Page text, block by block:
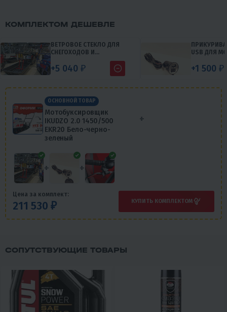
КОМПЛЕКТОМ ДЕШЕВЛЕ
ВЕТРОВОЕ СТЕКЛО ДЛЯ
СНЕГОХОДОВ И
МОТОБУКСИРОВЩИКОВ
(ЛЫЖНЫХ МОДУЛЕЙ И
+5 040 ₽
USB ДЛЯ
+1 500 ₽
Цена за комплект:
211 530 ₽
ОСНОВНОЙ ТОВАР
Мотобуксировщик
IKUDZO 2.0 1450/500
EKR20 Бело-черно-
зеленый
+
+ +
КУПИТЬ КОМПЛЕКТОМ
СОПУТСТВУЮЩИЕ ТОВАРЫ